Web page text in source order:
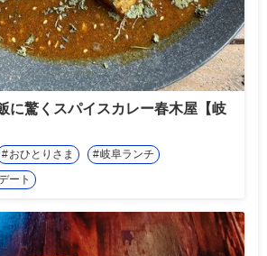
に驚くスパイスカレー春木屋【岐
おひとりさま
岐阜ランチ
ート